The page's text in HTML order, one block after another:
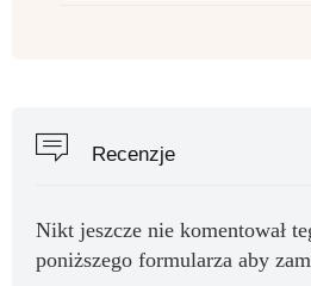
Recenzje
Nikt jeszcze nie komentował
poniższego formularza aby